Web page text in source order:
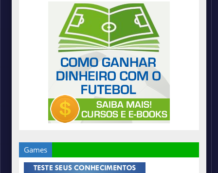
Games